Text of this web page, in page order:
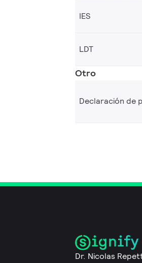
IES
LDT
Otro
Declaración de
Dr. Nicolas